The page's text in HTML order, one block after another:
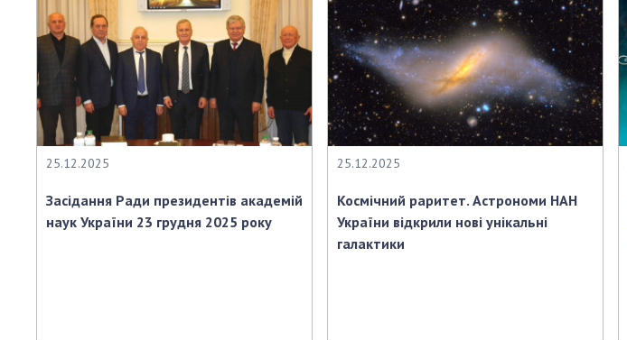
25.12.2025
Засідання Ради президентів академій
наук України 23 грудня 2025 року
25.12.2025
Космічний раритет. Астрономи НАН
України відкрили нові унікальні
галактики